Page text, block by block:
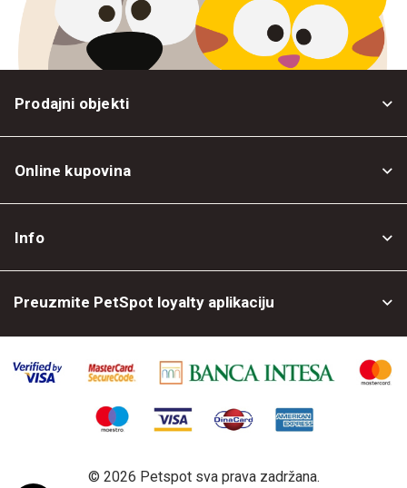
Prodajni objekti
Online kupovina
Info
Preuzmite PetSpot loyalty aplikaciju
© 2026 Petspot sva prava zadržana.